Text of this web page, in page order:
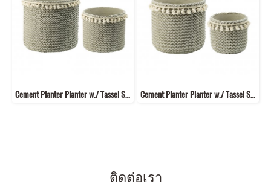
Cement Planter Planter w./ Tassel Set of 2 (L,XL) Cement Planter Planter w./ Tassel Set of 2 (S,M)
ติดต่อเรา